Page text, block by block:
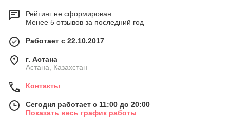
Рейтинг не сформирован
Менее 5 отзывов за последний год
Работает с 22.10.2017
г. Астана
Астана, Казахстан
Контакты
Сегодня работает с 11:00 до 20:00
Показать весь график работы